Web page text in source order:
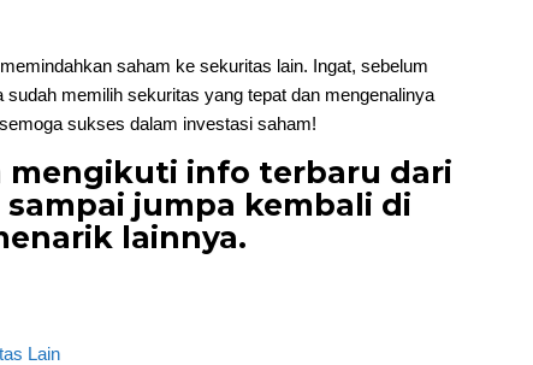
saham ke sekuritas lain. Ingat, sebelum
memilih sekuritas yang tepat dan mengenalinya
sukses dalam investasi saham!
mengikuti info terbaru dari
sampai jumpa kembali di
lainnya.
Lain